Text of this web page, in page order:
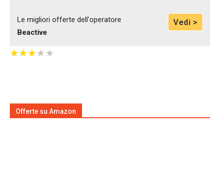
Le migliori offerte dell'operatore
Beactive
Vedi >
★★★★★
★★★★★
Offerte su Amazon